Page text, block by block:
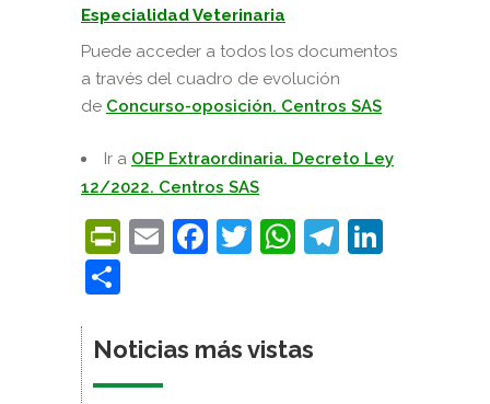
Especialidad Veterinaria
Puede acceder a todos los documentos
a través del cuadro de evolución
de Concurso-oposición. Centros SAS
Ir a OEP Extraordinaria. Decreto Ley
12/2022. Centros SAS
PrintFriendly
EmailFacebook
Twitter
WhatsApp
Noticias más vistas